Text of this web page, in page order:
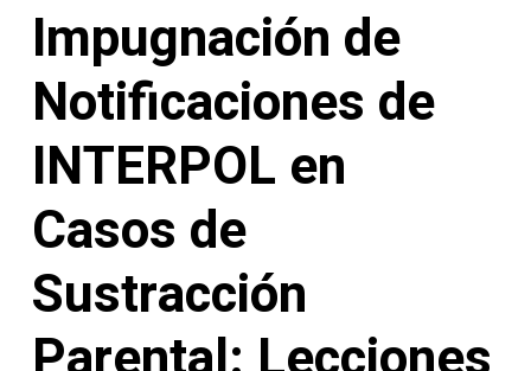
Impugnación de
Notificaciones de
INTERPOL en
Casos de
Sustracción